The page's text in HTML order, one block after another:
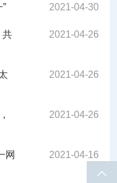
2021-04-30
共
2021-04-26
2021-04-26
2021-04-26
网
2021-04-16